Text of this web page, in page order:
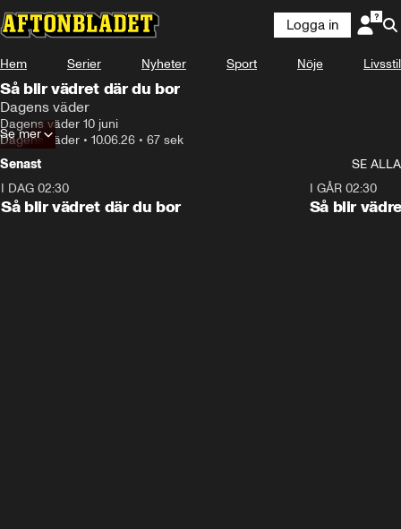
Logga in
Hem Serier Nyheter Sport Nöje Livsstil
Så blir vädret där du bor
Dagens väder
Dagens väder 10 juni
Dagens väder • 10.06.26 • 67 sek
Se mer
Senast
SE ALLA
I DAG 02:30
Så blir vädret där du bor
I GÅR 02:30
Så blir